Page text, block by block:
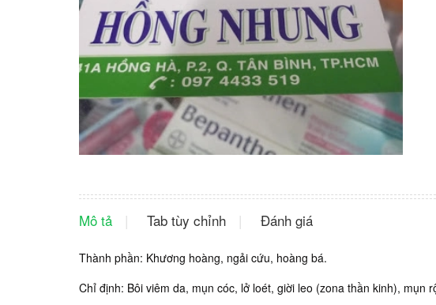
Mô tả Tab tùy chỉnh Đánh giá
Thành phần: Khương hoàng, ngải cứu, hoàng bá.
Chỉ định: Bôi viêm da, mụn cóc, lở loét, giời leo (zona thần kinh), mụn